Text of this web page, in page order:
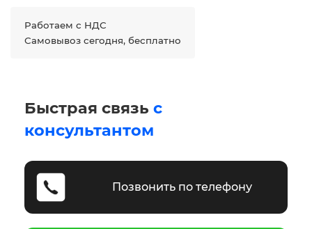
Работаем с НДС
Самовывоз сегодня, бесплатно
Быстрая связь с
консультантом
Позвонить по телефону